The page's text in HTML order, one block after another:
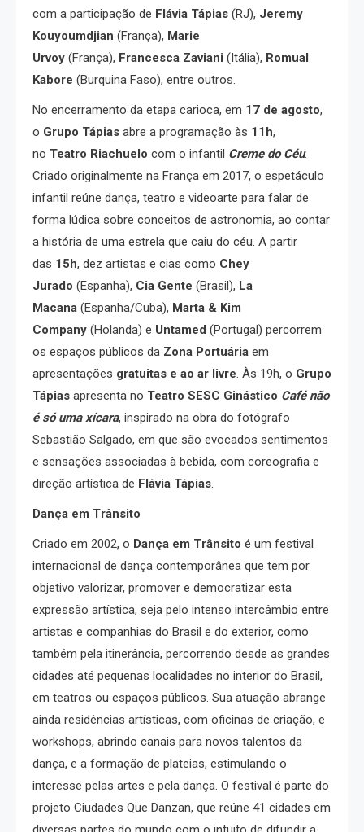
com a participação de Flávia Tápias (RJ), Jeremy
Kouyoumdjian (França), Marie
Urvoy (França), Francesca Zaviani (Itália), Romual
Kabore (Burquina Faso), entre outros.
No encerramento da etapa carioca, em 17 de agosto,
o Grupo Tápias abre a programação às 11h,
no Teatro Riachuelo com o infantil Creme do Céu.
Criado originalmente na França em 2017, o espetáculo
infantil reúne dança, teatro e videoarte para falar de
forma lúdica sobre conceitos de astronomia, ao contar
a história de uma estrela que caiu do céu. A partir
das 15h, dez artistas e cias como Chey
Jurado (Espanha), Cia Gente (Brasil), La
Macana (Espanha/Cuba), Marta & Kim
Company (Holanda) e Untamed (Portugal) percorrem
os espaços públicos da Zona Portuária em
apresentações gratuitas e ao ar livre. Às 19h, o Grupo
Tápias apresenta no Teatro SESC Ginástico Café não
é só uma xícara, inspirado na obra do fotógrafo
Sebastião Salgado, em que são evocados sentimentos
e sensações associadas à bebida, com coreografia e
direção artística de Flávia Tápias.
Dança em Trânsito
Criado em 2002, o Dança em Trânsito é um festival
internacional de dança contemporânea que tem por
objetivo valorizar, promover e democratizar esta
expressão artística, seja pelo intenso intercâmbio entre
artistas e companhias do Brasil e do exterior, como
também pela itinerância, percorrendo desde as grandes
cidades até pequenas localidades no interior do Brasil,
em teatros ou espaços públicos. Sua atuação abrange
ainda residências artísticas, com oficinas de criação, e
workshops, abrindo canais para novos talentos da
dança, e a formação de plateias, estimulando o
interesse pelas artes e pela dança. O festival é parte do
projeto Ciudades Que Danzan, que reúne 41 cidades em